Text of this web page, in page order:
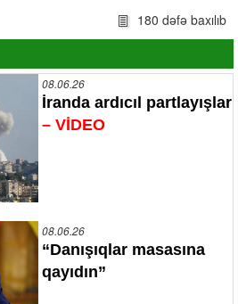
180 dəfə baxılıb
08.06.26
İranda ardıcıl partlayışlar
– VİDEO
08.06.26
“Danışıqlar masasına
qayıdın”